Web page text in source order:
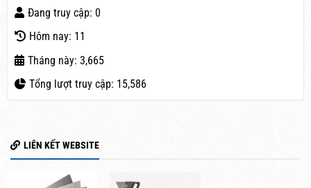
Đang truy cập: 0
Hôm nay: 11
Tháng này: 3,665
Tổng lượt truy cập: 15,586
LIÊN KẾT WEBSITE